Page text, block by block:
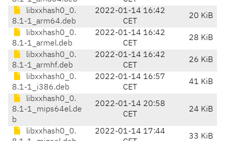
libxxhash0_0.
8.1-1_arm64.deb
2022-01-14 16:42
CET
20 KiB
libxxhash0_0.
8.1-1_armel.deb
2022-01-14 16:42
CET
28 KiB
libxxhash0_0.
8.1-1_armhf.deb
2022-01-14 16:42
CET
26 KiB
libxxhash0_0.
8.1-1_i386.deb
2022-01-14 16:57
CET
41 KiB
libxxhash0_0.
8.1-1_mips64el.de
b
2022-01-14 20:58
CET
24 KiB
libxxhash0_0.
2022-01-14 17:44
33 KiB